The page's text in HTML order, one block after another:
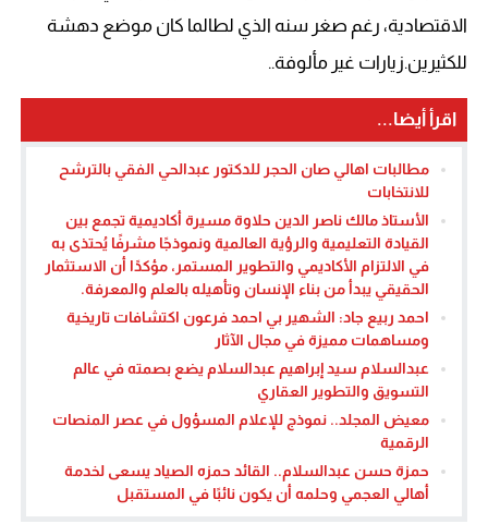
الاقتصادية، رغم صغر سنه الذي لطالما كان موضع دهشة
للكثيرين.زيارات غير مألوفة..
اقرأ أيضا...
مطالبات اهالي صان الحجر للدكتور عبدالحي الفقي بالترشح
للانتخابات
الأستاذ مالك ناصر الدين حلاوة مسيرة أكاديمية تجمع بين
القيادة التعليمية والرؤية العالمية ونموذجًا مشرفًا يُحتذى به
في الالتزام الأكاديمي والتطوير المستمر، مؤكدًا أن الاستثمار
الحقيقي يبدأ من بناء الإنسان وتأهيله بالعلم والمعرفة.
احمد ربيع جاد: الشهير بي احمد فرعون اكتشافات تاريخية
ومساهمات مميزة في مجال الآثار
عبدالسلام سيد إبراهيم عبدالسلام يضع بصمته في عالم
التسويق والتطوير العقاري
معيض المجلد.. نموذج للإعلام المسؤول في عصر المنصات
الرقمية
حمزة حسن عبدالسلام.. القائد حمزه الصياد يسعى لخدمة
أهالي العجمي وحلمه أن يكون نائبًا في المستقبل